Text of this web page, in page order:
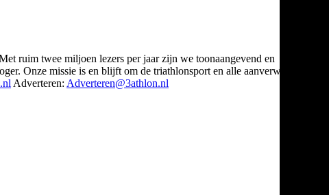
ruim twee miljoen lezers per jaar zijn we toonaangevend en
Onze missie is en blijft om de triathlonsport en alle aanverwante
Adverteren: Adverteren@3athlon.nl